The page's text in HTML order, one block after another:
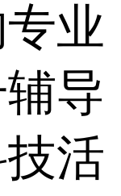
业
导
活